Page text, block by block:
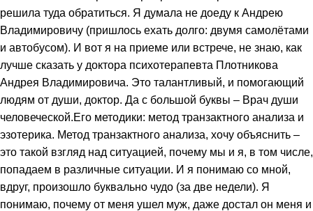
решила туда обратиться. Я думала не доеду к Андрею
Владимировичу (пришлось ехать долго: двумя самолётами
и автобусом). И вот я на приеме или встрече, не знаю, как
лучше сказать у доктора психотерапевта Плотникова
Андрея Владимировича. Это талантливый, и помогающий
людям от души, доктор. Да с большой буквы – Врач души
человеческой.Его методики: метод транзактного анализа и
эзотерика. Метод транзактного анализа, хочу объяснить –
это такой взгляд над ситуацией, почему мы и я, в том числе,
попадаем в различные ситуации. И я понимаю со мной,
вдруг, произошло буквально чудо (за две недели). Я
понимаю, почему от меня ушел муж, даже достал он меня и